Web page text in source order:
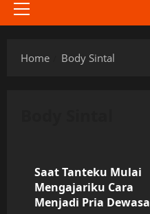
Primary
Home Body Sintal
Saat Tanteku Mulai
Mengajariku Cara
Menjadi Pria Dewasa